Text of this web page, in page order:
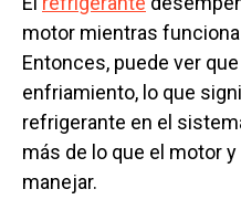
motor mientras
Entonces, puede ver
enfriamiento, lo que
refrigerante en el
más de lo que el motor
manejar.